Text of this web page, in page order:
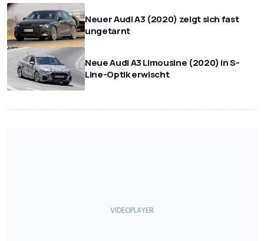
Neuer Audi A3 (2020) zeigt sich fast
ungetarnt
Neue Audi A3 Limousine (2020) in S-
Line-Optik erwischt